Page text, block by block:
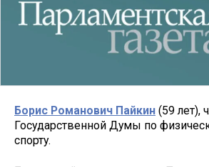
Борис Романович Пайкин (59 лет),
Государственной Думы по
спорту.